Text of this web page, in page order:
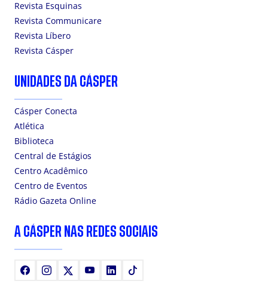
Revista Esquinas
Revista Communicare
Revista Líbero
Revista Cásper
UNIDADES DA CÁSPER
Cásper Conecta
Atlética
Biblioteca
Central de Estágios
Centro Acadêmico
Centro de Eventos
Rádio Gazeta Online
A CÁSPER NAS REDES SOCIAIS
FacebookInstagram YoutubeLinkedIn